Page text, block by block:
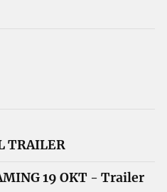
TRAILER
19 OKT - Trailer